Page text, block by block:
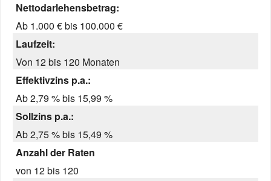
Nettodarlehensbetrag:
Ab 1.000 € bis 100.000 €
Laufzeit:
Von 12 bis 120 Monaten
Effektivzins p.a.:
Ab 2,79 % bis 15,99 %
Sollzins p.a.:
Ab 2,75 % bis 15,49 %
Anzahl der Raten
von 12 bis 120